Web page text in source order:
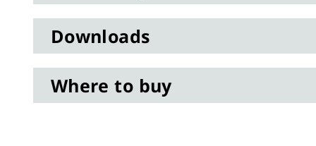
Downloads
Where to buy